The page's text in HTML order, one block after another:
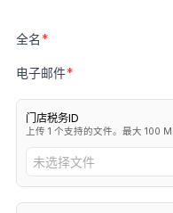
全名
电子邮件
门店税务ID
上传 1 个支持的文件。最大 100
未选择文件